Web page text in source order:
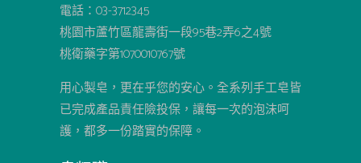
電話：03-3712345
桃園市蘆竹區龍壽街一段95巷2弄6之4號
桃衛藥字第1070010767號
用心製皂，更在乎您的安心。全系列手工皂皆
已完成產品責任險投保，讓每一次的泡沫呵
護，都多一份踏實的保障。